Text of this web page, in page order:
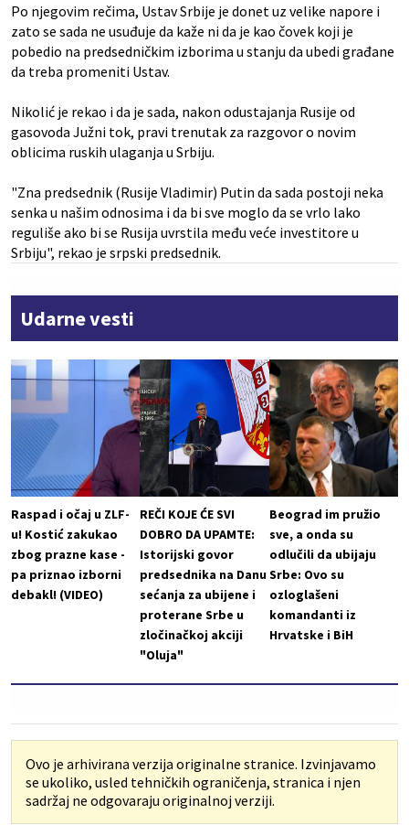
Po njegovim rečima, Ustav Srbije je donet uz velike napore i
zato se sada ne usuđuje da kaže ni da je kao čovek koji je
pobedio na predsedničkim izborima u stanju da ubedi građane
da treba promeniti Ustav.
Nikolić je rekao i da je sada, nakon odustajanja Rusije od
gasovoda Južni tok, pravi trenutak za razgovor o novim
oblicima ruskih ulaganja u Srbiju.
"Zna predsednik (Rusije Vladimir) Putin da sada postoji neka
senka u našim odnosima i da bi sve moglo da se vrlo lako
reguliše ako bi se Rusija uvrstila među veće investitore u
Srbiju", rekao je srpski predsednik.
Udarne vesti
Raspad i očaj u ZLF-
u! Kostić zakukao
zbog prazne kase -
pa priznao izborni
debakl! (VIDEO)
REČI KOJE ĆE SVI
DOBRO DA UPAMTE:
Istorijski govor
predsednika na Danu
sećanja za ubijene i
proterane Srbe u
zločinačkoj akciji
"Oluja"
Beograd im pružio
sve, a onda su
odlučili da ubijaju
Srbe: Ovo su
ozloglašeni
komandanti iz
Hrvatske i BiH
Ovo je arhivirana verzija originalne stranice. Izvinjavamo
se ukoliko, usled tehničkih ograničenja, stranica i njen
sadržaj ne odgovaraju originalnoj verziji.